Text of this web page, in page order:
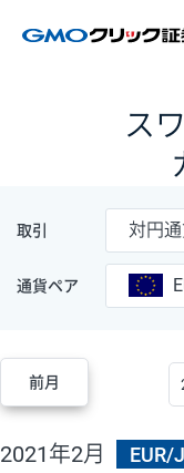
ス
取引 対円通
通貨ペア
前月
2021年2月 EUR/